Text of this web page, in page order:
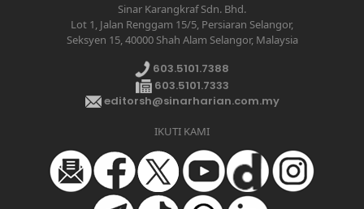
Sinar Karangkraf Sdn. Bhd.
Lot 1, Jalan Renggam 15/5, Persiaran Selangor,
Seksyen 15, 40000 Shah Alam Selangor, Malaysia
603.5101.7388
603.5101.7333
editorsh@sinarharian.com.my
IKUTI KAMI